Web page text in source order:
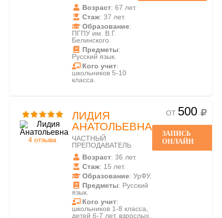
Возраст: 67 лет.
Стаж: 37 лет.
Образование:
ПГПУ им. В.Г.
Белинского.
Предметы:
Русский язык.
Кого учит:
школьников 5-10
класса.
4 отзыва
ЛИДИЯ
АНАТОЛЬЕВНА
ЧАСТНЫЙ
ПРЕПОДАВАТЕЛЬ
Возраст: 36 лет.
Стаж: 15 лет.
Образование: УрФУ.
Предметы: Русский
язык.
Кого учит:
школьников 1-8 класса,
детей 6-7 лет, взрослых.
ОТ 500
ЗАПИСЬ
ОНЛАЙН